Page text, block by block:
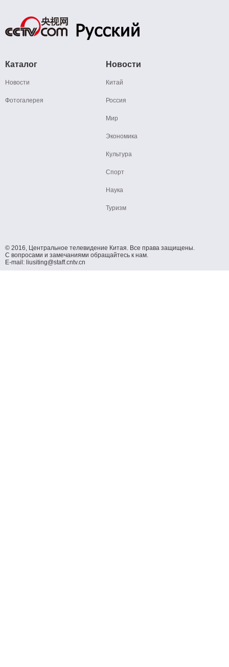
Каталог
Новости
Фотогалерея
Новости
Китай
Россия
Мир
Экономика
Культура
Спорт
Наука
Туризм
© 2016, Центральное телевидение Китая. Все права защищены.
С вопросами и замечаниями обращайтесь к нам.
E-mail: liusiting@staff.cntv.cn